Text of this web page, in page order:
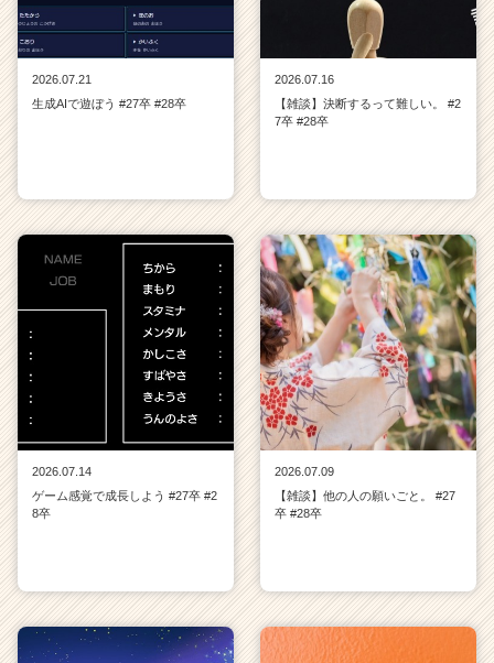
2026.07.21
生成AIで遊ぼう #27卒 #28卒
2026.07.16
【雑談】決断するって難しい。 #2
7卒 #28卒
2026.07.14
ゲーム感覚で成長しよう #27卒 #2
8卒
2026.07.09
【雑談】他の人の願いごと。 #27
卒 #28卒